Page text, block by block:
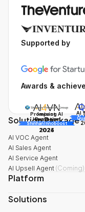
Supported by
Awards &
Promising AI
Business
AI Awards
2025
AI
AI
Impact
Innovation
Shinhan Innoboost
2024
Solution Package
AI VOC Agent
AI Sales Agent
AI Service Agent
AI Upsell Agent (Coming)
Platform
Solutions